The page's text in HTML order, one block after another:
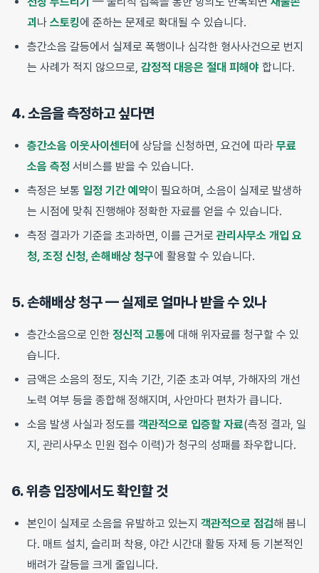
괴 나 스토킹에 준하는 문제로 확대될 수 있습니다.
층간소음 갈등에서 실제로 폭행이나 심각한 형사사건으로 번지
는 사례가 적지 않으므로, 감정적 대응은 절대 피해야 합니다.
4. 소음을 측정하고 싶다면
층간소음 이웃사이센터 에 상담을 신청하면, 요건에 따라 무료
소음 측정 서비스를 받을 수 있습니다.
측정은 보통 일정 기간 예약이 필요하며, 소음이 실제로 발생하
는 시점에 맞춰 진행해야 정확한 자료를 얻을 수 있습니다.
측정 결과가 기준을 초과하면, 이를 근거로 관리사무소 개입 요
청, 조정 신청, 손해배상 청구에 활용할 수 있습니다.
5. 손해배상 청구 — 실제로 얼마나 받을 수 있나
층간소음으로 인한 정신적 고통에 대해 위자료를 청구할 수 있
습니다.
금액은 소음의 정도, 지속 기간, 기준 초과 여부, 가해자의 개선
노력 여부 등을 종합해 정해지며, 사안마다 편차가 큽니다.
소음 발생 사실과 정도를 객관적으로 입증할 자료(측정 결과, 일
지, 관리사무소 민원 접수 이력)가 청구의 성패를 좌우합니다.
6. 위층 입장에서도 확인할 것
본인이 실제로 소음을 유발하고 있는지 객관적으로 점검해 봅니
다. 매트 설치, 슬리퍼 착용, 야간 시간대 활동 자제 등 기본적인
배려가 갈등을 크게 줄입니다.